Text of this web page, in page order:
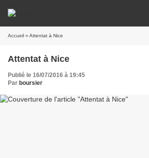
Accueil » Attentat à Nice
Attentat à Nice
Publié le 16/07/2016 à 19:45
Par boursier